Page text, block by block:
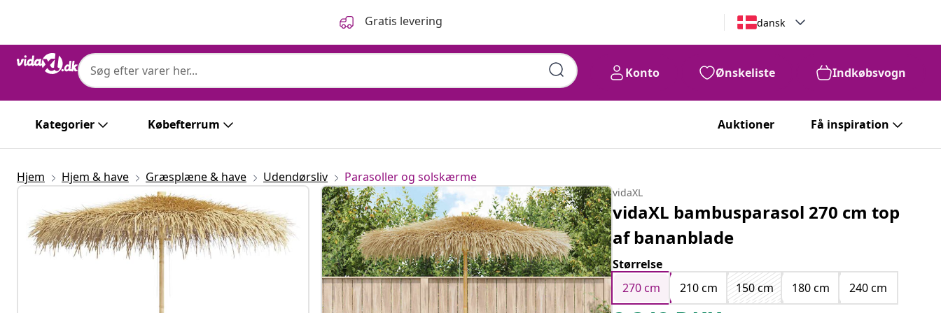
Gratis levering dansk
Konto Ønskeliste Indkøbsvogn
Kategorier Købefterrum Auktioner Få inspiration
Hjem Hjem & have Græsplæne & have Udendørsliv Parasoller og solskærme
vidaXL
vidaXL bambusparasol 270 cm top
af bananblade
Størrelse
270 cm
210 cm 150 cm 180 cm 240 cm